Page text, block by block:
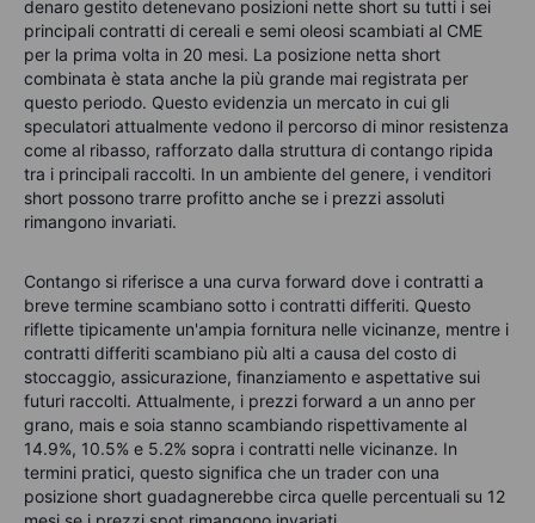
denaro gestito detenevano posizioni nette short su tutti i sei
principali contratti di cereali e semi oleosi scambiati al CME
per la prima volta in 20 mesi. La posizione netta short
combinata è stata anche la più grande mai registrata per
questo periodo. Questo evidenzia un mercato in cui gli
speculatori attualmente vedono il percorso di minor resistenza
come al ribasso, rafforzato dalla struttura di contango ripida
tra i principali raccolti. In un ambiente del genere, i venditori
short possono trarre profitto anche se i prezzi assoluti
rimangono invariati.
Contango si riferisce a una curva forward dove i contratti a
breve termine scambiano sotto i contratti differiti. Questo
riflette tipicamente un'ampia fornitura nelle vicinanze, mentre i
contratti differiti scambiano più alti a causa del costo di
stoccaggio, assicurazione, finanziamento e aspettative sui
futuri raccolti. Attualmente, i prezzi forward a un anno per
grano, mais e soia stanno scambiando rispettivamente al
14.9%, 10.5% e 5.2% sopra i contratti nelle vicinanze. In
termini pratici, questo significa che un trader con una
posizione short guadagnerebbe circa quelle percentuali su 12